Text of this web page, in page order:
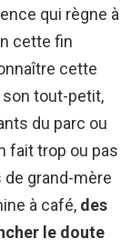
qui règne à
cette fin
cette
tout-petit,
du parc ou
fait trop ou pas
grand-mère
à café, des
le doute